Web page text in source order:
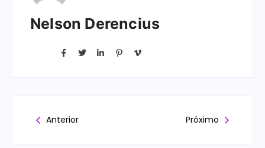
Nelson Derencius
Anterior Próximo